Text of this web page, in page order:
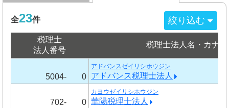
全23件 絞り込む
税理士
法人番号
税理士法人名・カナ
5004- 0
アドバンスゼイリシホウジン
アドバンス税理士法人
702- 0
カヨウゼイリシホウジン
華陽税理士法人